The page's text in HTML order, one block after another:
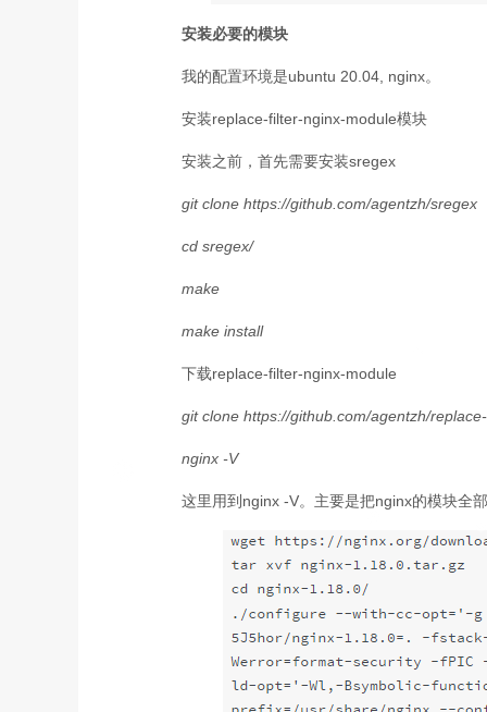
安装必要的模块
我的配置环境是ubuntu 20.04, nginx。
安装replace-filter-nginx-module模块
安装之前，首先需要安装sregex
git clone https://github.com/agentzh/sregex
cd sregex/
make
make install
下载replace-filter-nginx-module
git clone https://github.com/agentzh/
nginx -V
这里用到nginx -V。主要是把nginx的模块全部